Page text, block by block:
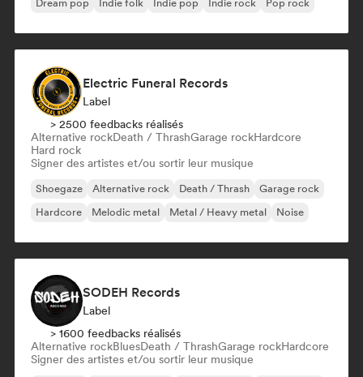
Dream pop
Indie folk Indie pop Indie rock Pop rock
Electric Funeral Records
Label
> 2500 feedbacks réalisés
Alternative rockDeath / ThrashGarage rockHardcore
Hard rock
Signer des artistes et/ou sortir leur musique
Shoegaze Alternative rock Death / Thrash
Garage rock
Hardcore
Melodic metal Metal / Heavy metal Noise
SODEH Records
Label
> 1600 feedbacks réalisés
Alternative rockBluesDeath / ThrashGarage rockHardcore
Signer des artistes et/ou sortir leur musique